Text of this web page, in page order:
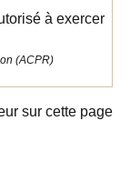
à exercer
(ACPR)
sur cette page